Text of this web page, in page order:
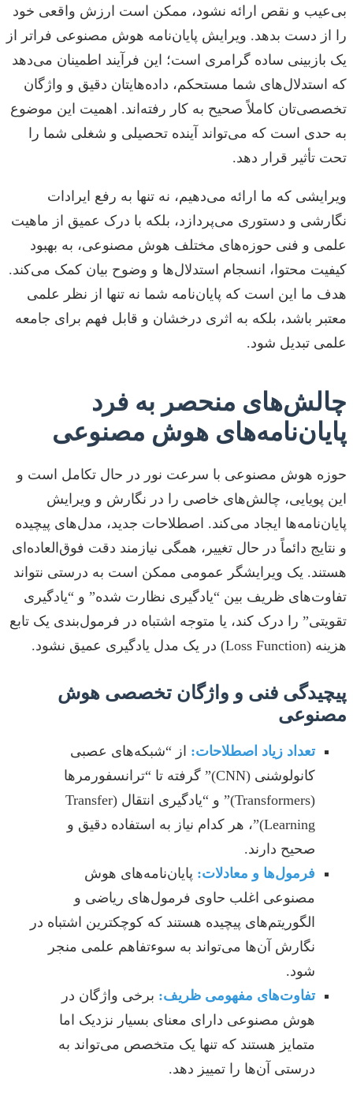
بی‌عیب و نقص ارائه نشود، ممکن است ارزش واقعی خود
را از دست بدهد. ویرایش پایان‌نامه هوش مصنوعی فراتر از
یک بازبینی ساده گرامری است؛ این فرآیند اطمینان می‌دهد
که استدلال‌های شما مستحکم، داده‌هایتان دقیق و واژگان
تخصصی‌تان کاملاً صحیح به کار رفته‌اند. اهمیت این موضوع
به حدی است که می‌تواند آینده تحصیلی و شغلی شما را
تحت تأثیر قرار دهد.
ویرایشی که ما ارائه می‌دهیم، نه تنها به رفع ایرادات
نگارشی و دستوری می‌پردازد، بلکه با درک عمیق از ماهیت
علمی و فنی حوزه‌های مختلف هوش مصنوعی، به بهبود
کیفیت محتوا، انسجام استدلال‌ها و وضوح بیان کمک می‌کند.
هدف ما این است که پایان‌نامه شما نه تنها از نظر علمی
معتبر باشد، بلکه به اثری درخشان و قابل فهم برای جامعه
علمی تبدیل شود.
چالش‌های منحصر به فرد
پایان‌نامه‌های هوش مصنوعی
حوزه هوش مصنوعی با سرعت نور در حال تکامل است و
این پویایی، چالش‌های خاصی را در نگارش و ویرایش
پایان‌نامه‌ها ایجاد می‌کند. اصطلاحات جدید، مدل‌های پیچیده
و نتایج دائماً در حال تغییر، همگی نیازمند دقت فوق‌العاده‌ای
هستند. یک ویرایشگر عمومی ممکن است به درستی نتواند
تفاوت‌های ظریف بین “یادگیری نظارت شده” و “یادگیری
تقویتی” را درک کند، یا متوجه اشتباه در فرمول‌بندی یک تابع
هزینه (Loss Function) در یک مدل یادگیری عمیق نشود.
پیچیدگی فنی و واژگان تخصصی هوش
مصنوعی
تعداد زیاد اصطلاحات: از “شبکه‌های عصبی
کانولوشنی (CNN)” گرفته تا “ترانسفورمرها
(Transformers)” و “یادگیری انتقال (Transfer
Learning)”، هر کدام نیاز به استفاده دقیق و
صحیح دارند.
فرمول‌ها و معادلات: پایان‌نامه‌های هوش
مصنوعی اغلب حاوی فرمول‌های ریاضی و
الگوریتم‌های پیچیده هستند که کوچکترین اشتباه در
نگارش آن‌ها می‌تواند به سوءتفاهم علمی منجر
شود.
تفاوت‌های مفهومی ظریف: برخی واژگان در
هوش مصنوعی دارای معنای بسیار نزدیک اما
متمایز هستند که تنها یک متخصص می‌تواند به
درستی آن‌ها را تمییز دهد.